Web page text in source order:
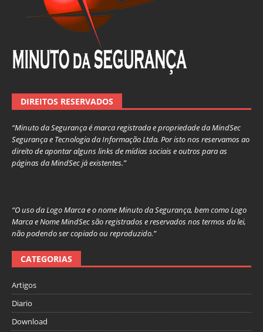
DIREITOS RESERVADOS
“Minuto da Segurança é marca registrada e propriedade da MindSec
Segurança e Tecnologia da Informação Ltda. Por isto nos reservamos ao
direito de apontar alguns links de mídias sociais e outros para as
páginas da MindSec já existentes.”
“O uso da Logo Marca e o nome Minuto da Segurança, bem como Logo
Marca e Nome MindSec são registrados e reservados nos termos da lei,
não podendo ser copiado ou reproduzido.”
CATEGORIAS
Artigos
Diario
Download